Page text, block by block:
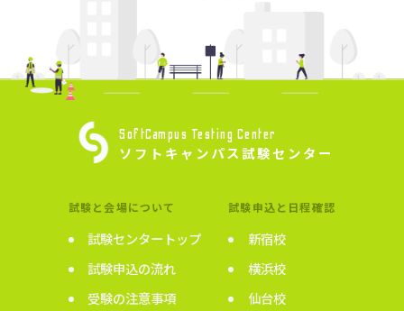
SoftCampus Testing Center
ソフトキャンパス試験センター
試験と会場について
試験センタートップ
試験申込の流れ
受験の注意事項
試験申込と日程確認
新宿校
横浜校
仙台校